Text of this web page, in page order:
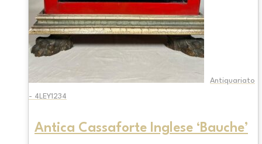
Antiquariato
- 4LEY1234
Antica Cassaforte Inglese ‘Bauche’